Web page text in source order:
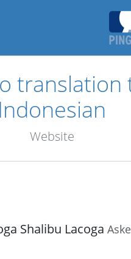
translation
Indonesian
Website
Shalibu Lacoga